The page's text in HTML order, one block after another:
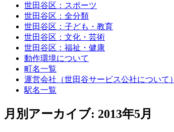
世田谷区：スポーツ
世田谷区：全分類
世田谷区：子ども・教育
世田谷区：文化・芸術
世田谷区：福祉・健康
動作環境について
町名一覧
運営会社（世田谷サービス公社について）
駅名一覧
月別アーカイブ: 2013年5月